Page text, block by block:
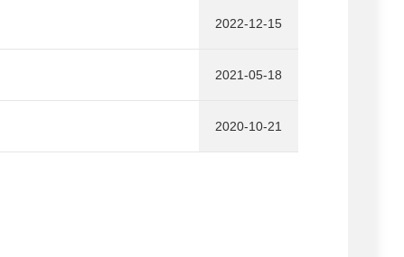
2022-12-15
2021-05-18
2020-10-21